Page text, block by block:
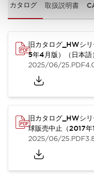
カタログ 取扱説明書
旧カタログ_HWシ
5年4月版）（日本語）
2025/06/25.PDF
旧カタログ_HWシ
球販売中止（2017年1
2025/06/25.PDF